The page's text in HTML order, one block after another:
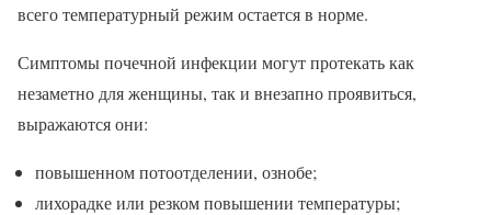
всего температурный режим остается в норме.
Симптомы почечной инфекции могут протекать как
незаметно для женщины, так и внезапно проявиться,
выражаются они:
повышенном потоотделении, ознобе;
лихорадке или резком повышении температуры;